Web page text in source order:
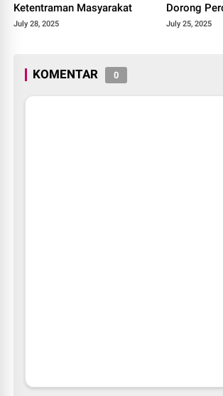
Ketentraman Masyarakat
July 28, 2025
Dorong
Perda
July 25, 2025
KOMENTAR 0